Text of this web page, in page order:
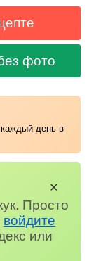
фото
день в
Просто
войдите
или
✕